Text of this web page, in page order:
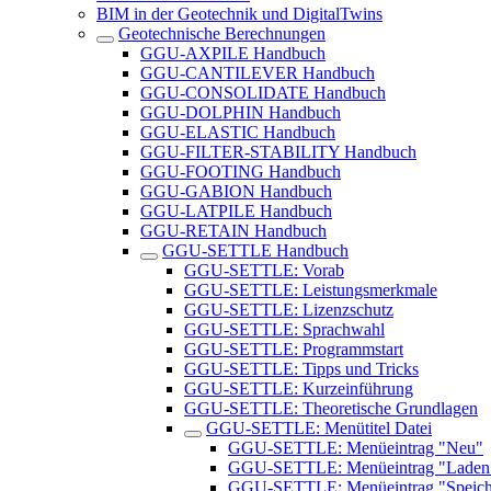
BIM in der Geotechnik und DigitalTwins
Geotechnische Berechnungen
GGU-AXPILE Handbuch
GGU-CANTILEVER Handbuch
GGU-CONSOLIDATE Handbuch
GGU-DOLPHIN Handbuch
GGU-ELASTIC Handbuch
GGU-FILTER-STABILITY Handbuch
GGU-FOOTING Handbuch
GGU-GABION Handbuch
GGU-LATPILE Handbuch
GGU-RETAIN Handbuch
GGU-SETTLE Handbuch
GGU-SETTLE: Vorab
GGU-SETTLE: Leistungsmerkmale
GGU-SETTLE: Lizenzschutz
GGU-SETTLE: Sprachwahl
GGU-SETTLE: Programmstart
GGU-SETTLE: Tipps und Tricks
GGU-SETTLE: Kurzeinführung
GGU-SETTLE: Theoretische Grundlagen
GGU-SETTLE: Menütitel Datei
GGU-SETTLE: Menüeintrag "Neu"
GGU-SETTLE: Menüeintrag
GGU-SETTLE: Menüeintrag